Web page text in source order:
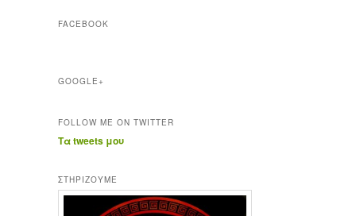
FACEBOOK
GOOGLE+
FOLLOW ME ON TWITTER
Τα tweets μου
ΣΤΗΡΊΖΟΥΜΕ